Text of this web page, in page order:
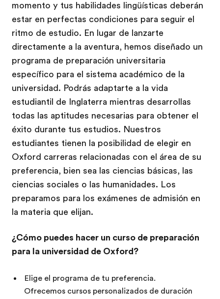
momento y tus habilidades lingüísticas deberán
estar en perfectas condiciones para seguir el
ritmo de estudio. En lugar de lanzarte
directamente a la aventura, hemos diseñado un
programa de preparación universitaria
específico para el sistema académico de la
universidad. Podrás adaptarte a la vida
estudiantil de Inglaterra mientras desarrollas
todas las aptitudes necesarias para obtener el
éxito durante tus estudios. Nuestros
estudiantes tienen la posibilidad de elegir en
Oxford carreras relacionadas con el área de su
preferencia, bien sea las ciencias básicas, las
ciencias sociales o las humanidades. Los
preparamos para los exámenes de admisión en
la materia que elijan.
¿Cómo puedes hacer un curso de preparación
para la universidad de Oxford?
Elige el programa de tu preferencia.
Ofrecemos cursos personalizados de duración